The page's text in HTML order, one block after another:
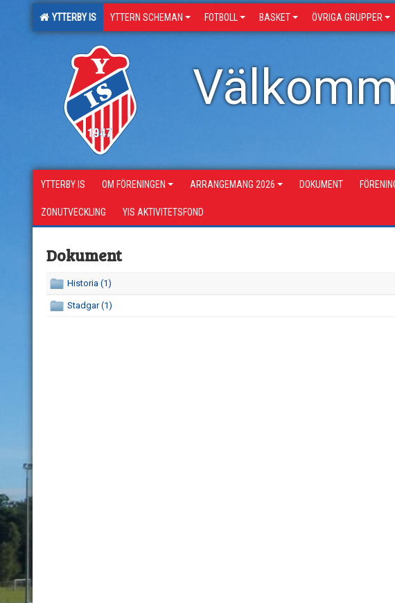
YTTERBY IS YTTERN SCHEMAN FOTBOLL BASKET ÖVRIGA GRUPPER
YTTERBY IS OM FÖRENINGEN ARRANGEMANG 2026 DOKUMENT
ZONUTVECKLING YIS AKTIVITETSFOND
Dokument
Historia (1)
Stadgar (1)